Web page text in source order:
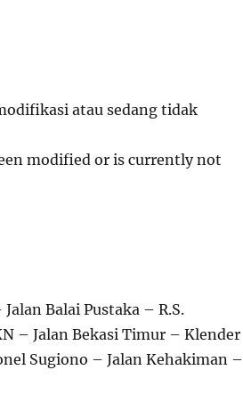
atau sedang tidak
modified or is currently not
Balai Pustaka – R.S.
– Jalan Bekasi Timur – Klender
Sugiono – Jalan Kehakiman –